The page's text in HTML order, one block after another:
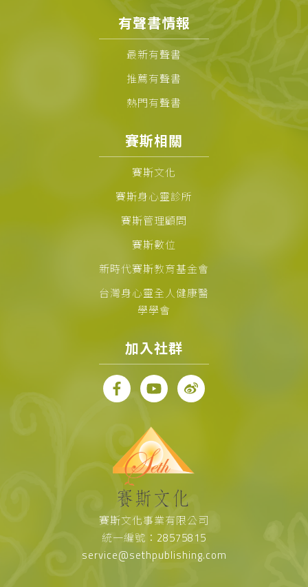
有聲書情報
最新有聲書
推薦有聲書
熱門有聲書
賽斯相關
賽斯文化
賽斯身心靈診所
賽斯管理顧問
賽斯數位
新時代賽斯教育基金會
台灣身心靈全人健康醫
學學會
加入社群
賽斯文化事業有限公司
統一編號：28575815
service@sethpublishing.com